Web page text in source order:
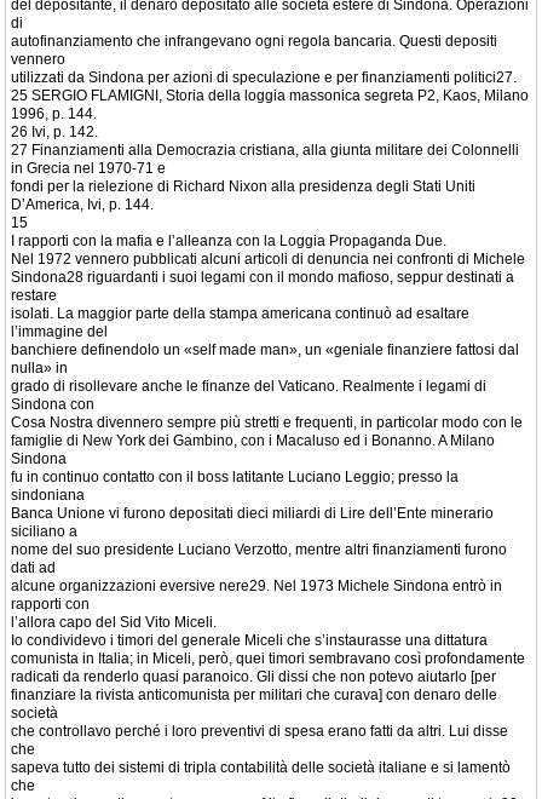
del depositante, il denaro depositato alle società estere di Sindona. Operazioni
di
autofinanziamento che infrangevano ogni regola bancaria. Questi depositi
vennero
utilizzati da Sindona per azioni di speculazione e per finanziamenti politici27.
25 SERGIO FLAMIGNI, Storia della loggia massonica segreta P2, Kaos, Milano
1996, p. 144.
26 Ivi, p. 142.
27 Finanziamenti alla Democrazia cristiana, alla giunta militare dei Colonnelli
in Grecia nel 1970-71 e
fondi per la rielezione di Richard Nixon alla presidenza degli Stati Uniti
D’America, Ivi, p. 144.
15
I rapporti con la mafia e l’alleanza con la Loggia Propaganda Due.
Nel 1972 vennero pubblicati alcuni articoli di denuncia nei confronti di Michele
Sindona28 riguardanti i suoi legami con il mondo mafioso, seppur destinati a
restare
isolati. La maggior parte della stampa americana continuò ad esaltare
l’immagine del
banchiere definendolo un «self made man», un «geniale finanziere fattosi dal
nulla» in
grado di risollevare anche le finanze del Vaticano. Realmente i legami di
Sindona con
Cosa Nostra divennero sempre più stretti e frequenti, in particolar modo con le
famiglie di New York dei Gambino, con i Macaluso ed i Bonanno. A Milano
Sindona
fu in continuo contatto con il boss latitante Luciano Leggio; presso la
sindoniana
Banca Unione vi furono depositati dieci miliardi di Lire dell’Ente minerario
siciliano a
nome del suo presidente Luciano Verzotto, mentre altri finanziamenti furono
dati ad
alcune organizzazioni eversive nere29. Nel 1973 Michele Sindona entrò in
rapporti con
l’allora capo del Sid Vito Miceli.
Io condividevo i timori del generale Miceli che s’instaurasse una dittatura
comunista in Italia; in Miceli, però, quei timori sembravano così profondamente
radicati da renderlo quasi paranoico. Gli dissi che non potevo aiutarlo [per
finanziare la rivista anticomunista per militari che curava] con denaro delle
società
che controllavo perché i loro preventivi di spesa erano fatti da altri. Lui disse
che
sapeva tutto dei sistemi di tripla contabilità delle società italiane e si lamentò
che